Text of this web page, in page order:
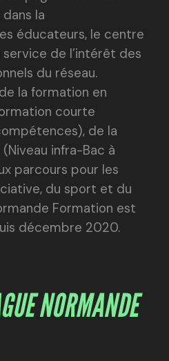
la
éducateurs, le centre
de l’intérêt des
du réseau.
la formation en
courte
de la
infra-Bac à
parcours pour les
du sport et du
Formation est
décembre 2020.
NORMANDE